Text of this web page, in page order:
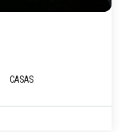
CASAS